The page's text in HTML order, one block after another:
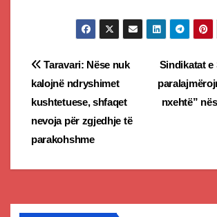
Post
navigation
Sindikatat e
nxehtë”
Taravari: Nëse nuk
kalojnë ndryshimet
kushtetuese, shfaqet
nevoja për zgjedhje të
parakohshme